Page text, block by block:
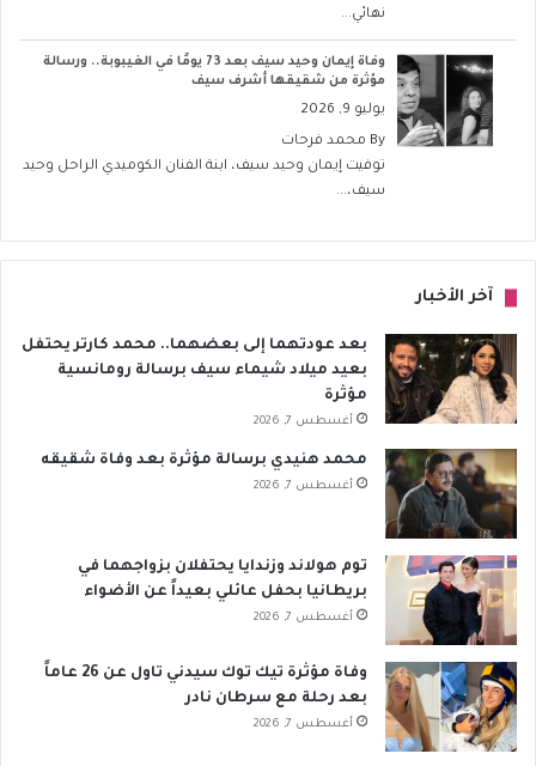
نهائي...
وفاة إيمان وحيد سيف بعد 73 يومًا في الغيبوبة.. ورسالة
مؤثرة من شقيقها أشرف سيف
يوليو 9, 2026
By محمد فرحات
توفيت إيمان وحيد سيف، ابنة الفنان الكوميدي الراحل وحيد
سيف،...
آخر الأخبار
بعد عودتهما إلى بعضهما.. محمد كارتر يحتفل
بعيد ميلاد شيماء سيف برسالة رومانسية
مؤثرة
أغسطس 7, 2026
محمد هنيدي برسالة مؤثرة بعد وفاة شقيقه
أغسطس 7, 2026
توم هولاند وزندايا يحتفلان بزواجهما في
بريطانيا بحفل عائلي بعيداً عن الأضواء
أغسطس 7, 2026
وفاة مؤثرة تيك توك سيدني تاول عن 26 عاماً
بعد رحلة مع سرطان نادر
أغسطس 7, 2026